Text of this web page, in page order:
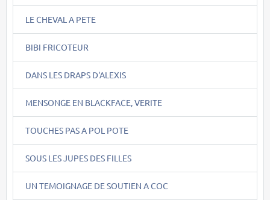
LE CHEVAL A PETE
BIBI FRICOTEUR
DANS LES DRAPS D'ALEXIS
MENSONGE EN BLACKFACE, VERITE
TOUCHES PAS A POL POTE
SOUS LES JUPES DES FILLES
UN TEMOIGNAGE DE SOUTIEN A COC